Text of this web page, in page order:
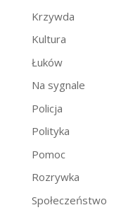
Krzywda
Kultura
Łuków
Na sygnale
Policja
Polityka
Pomoc
Rozrywka
Społeczeństwo